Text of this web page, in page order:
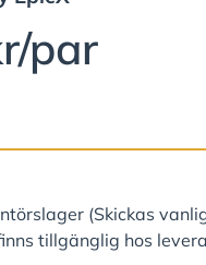
par
(Skickas
tillgänglig hos